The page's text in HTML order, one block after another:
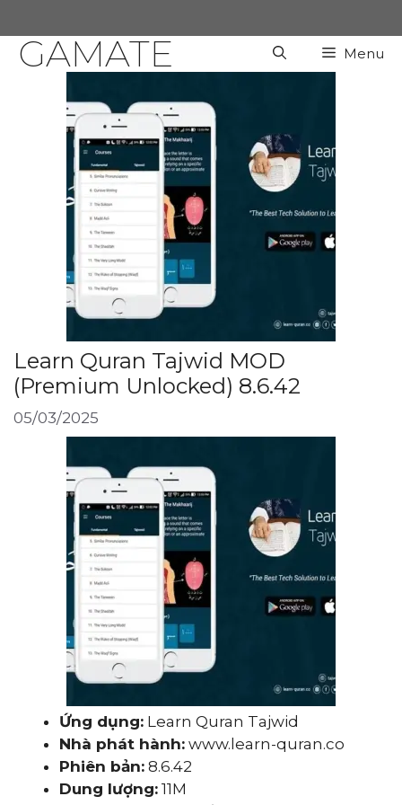
đến
nộiGAMATE Menu
Learn Quran Tajwid MOD
(Premium Unlocked) 8.6.42
05/03/2025
Ứng dụng: Learn Quran Tajwid
Nhà phát hành: www.learn-quran.co
Phiên bản: 8.6.42
Dung lượng: 11M